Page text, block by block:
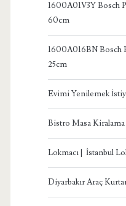
1600A01V3Y Bosch
60cm
1600A016BN Bosch
25cm
Evimi Yenilemek
Bistro Masa Kiralama
Lokmacı | İstanbul
Diyarbakır Araç